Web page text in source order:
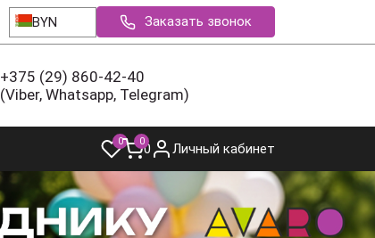
BYN Заказать звонок
+375 (29) 860-42-40
(Viber, Whatsapp, Telegram)
0 00 Личный кабинет